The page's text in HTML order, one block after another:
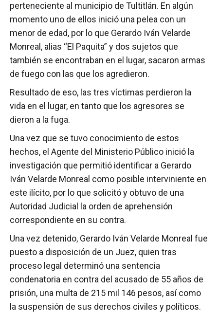
perteneciente al municipio de Tultitlán. En algún
momento uno de ellos inició una pelea con un
menor de edad, por lo que Gerardo Iván Velarde
Monreal, alias “El Paquita” y dos sujetos que
también se encontraban en el lugar, sacaron armas
de fuego con las que los agredieron.
Resultado de eso, las tres víctimas perdieron la
vida en el lugar, en tanto que los agresores se
dieron a la fuga.
Una vez que se tuvo conocimiento de estos
hechos, el Agente del Ministerio Público inició la
investigación que permitió identificar a Gerardo
Iván Velarde Monreal como posible interviniente en
este ilícito, por lo que solicitó y obtuvo de una
Autoridad Judicial la orden de aprehensión
correspondiente en su contra.
Una vez detenido, Gerardo Iván Velarde Monreal fue
puesto a disposición de un Juez, quien tras
proceso legal determinó una sentencia
condenatoria en contra del acusado de 55 años de
prisión, una multa de 215 mil 146 pesos, así como
la suspensión de sus derechos civiles y políticos.